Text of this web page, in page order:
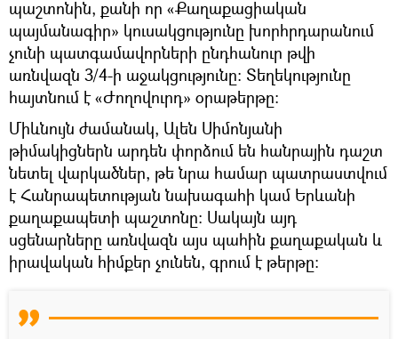
պաշտոնին, քանի որ «Քաղաքացիական
պայմանագիր» կուսակցությունը խորհրդարանում
չունի պատգամավորների ընդհանուր թվի
առնվազն 3/4-ի աջակցությունը: Տեղեկությունը
հայտնում է «Ժողովուրդ» օրաթերթը:
Միևնույն ժամանակ, Ալեն Սիմոնյանի
թիմակիցներն արդեն փորձում են հանրային դաշտ
նետել վարկածներ, թե նրա համար պատրաստվում
է Հանրապետության նախագահի կամ Երևանի
քաղաքապետի պաշտոնը։ Սակայն այդ
սցենարները առնվազն այս պահին քաղաքական և
իրավական հիմքեր չունեն, գրում է թերթը։